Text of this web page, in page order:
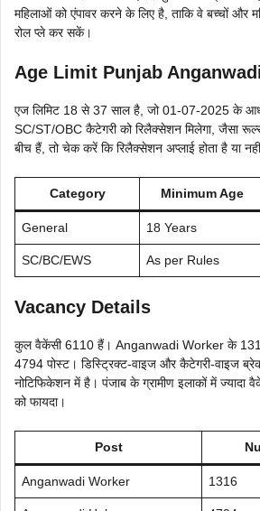
महिलाओं को एंपावर करने के लिए है, ताकि वे बच्चों और
रोल प्ले कर सकें।
Age Limit Punjab
एज लिमिट 18 से 37 साल है, जो 01-07-2025 के
SC/ST/OBC कैटेगरी को रिलैक्सेशन मिलेगा, जैसा
बीच हैं, तो चेक करें कि रिलैक्सेशन अप्लाई होता है या
Category Minimum Age
General 18 Years
SC/BC/EWS As per Rules
Vacancy Details
कुल वैकेंसी 6110 हैं। Anganwadi Worker के
4794 पोस्ट। डिस्ट्रिक्ट-वाइज और कैटेगरी-वाइज
नोटिफिकेशन में है। पंजाब के ग्रामीण इलाकों में ज्यादा
को फायदा।
Post
Anganwadi Worker 1316